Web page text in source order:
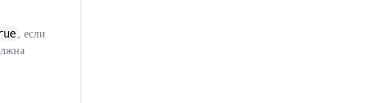
, если